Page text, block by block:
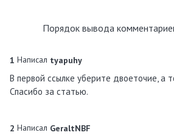
Порядок вывода
1 Написал tyapuhy
В первой ссылке уберите двоеточие, а
Спасибо за статью.
2 Написал GeraltNBF